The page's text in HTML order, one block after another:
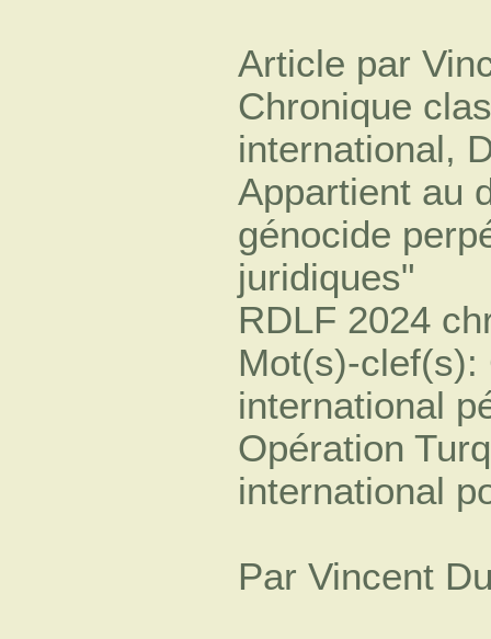
Article par
Chronique
international,
Appartient au
génocide
juridiques"
RDLF 2024
Mot(s)-clef(s):
international
Opération
international
Par Vincent